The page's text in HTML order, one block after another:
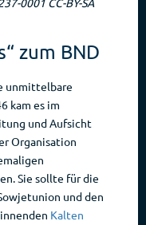
zum BND
unmittelbare
kam es im
und Aufsicht
Organisation
Sie sollte für die
und den
Kalten